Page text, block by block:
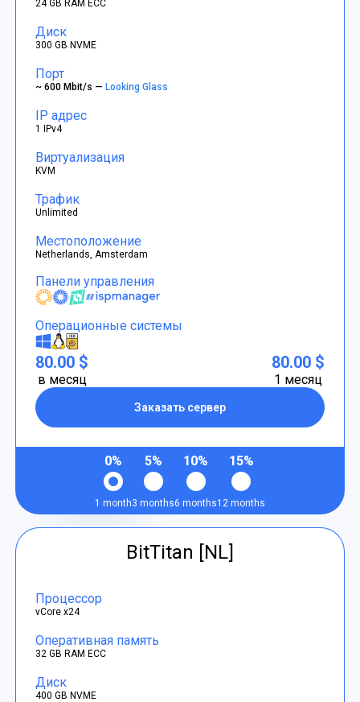
24 GB RAM ECC
Диск
300 GB NVME
Порт
~ 600 Mbit/s —Looking Glass
IP адрес
1 IPv4
Виртуализация
KVM
Трафик
Unlimited
Местоположение
Netherlands, Amsterdam
Панели управления
Операционные системы
80.00 $
в месяц
Заказать сервер
80.00 $
1 месяц
0%
1 month
5%
3 months
10%
6 months
15%
12 months
BitTitan [NL]
Процессор
vCore x24
Оперативная память
32 GB RAM ECC
Диск
400 GB NVME